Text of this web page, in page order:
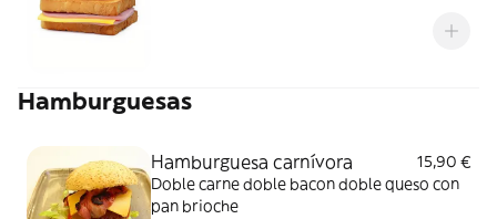
Hamburguesas
Hamburguesa carnívora
15,90 €
Doble carne doble bacon doble queso con
pan brioche